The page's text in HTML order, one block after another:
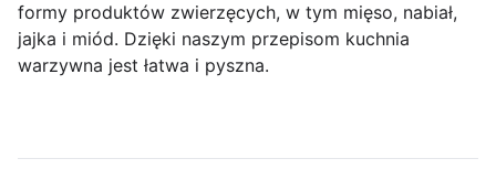
formy produktów zwierzęcych, w tym mięso, nabiał,
jajka i miód. Dzięki naszym przepisom kuchnia
warzywna jest łatwa i pyszna.